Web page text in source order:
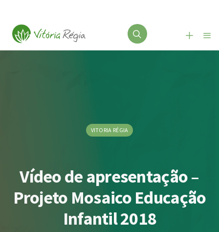
VITORIA RÉGIA
Vídeo de apresentação –
Projeto Mosaico Educação
Infantil 2018